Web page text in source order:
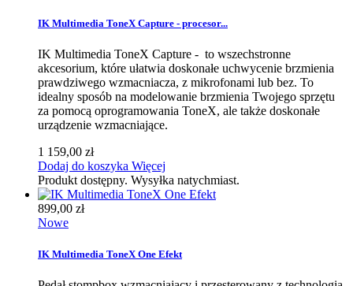
IK Multimedia ToneX Capture - procesor...
IK Multimedia ToneX Capture - to wszechstronne
akcesorium, które ułatwia doskonałe uchwycenie brzmienia
prawdziwego wzmacniacza, z mikrofonami lub bez. To
idealny sposób na modelowanie brzmienia Twojego sprzętu
za pomocą oprogramowania ToneX, ale także doskonałe
urządzenie wzmacniające.
1 159,00 zł
Dodaj do koszyka Więcej
Produkt dostępny. Wysyłka natychmiast.
899,00 zł
Nowe
IK Multimedia ToneX One Efekt